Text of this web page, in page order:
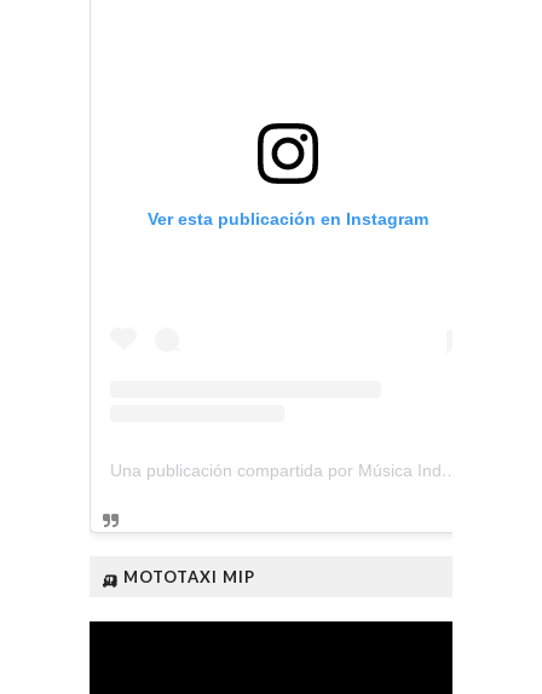
Ver esta publicación en Instagram
Una publicación compartida por Música Independiente Perú 🇵🇪 (@musica.independiente.peru)
🛺 MOTOTAXI MIP